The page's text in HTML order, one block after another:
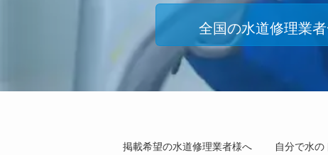
掲載希望の水道修理業者様へ 自分で水
全国の水道修理業